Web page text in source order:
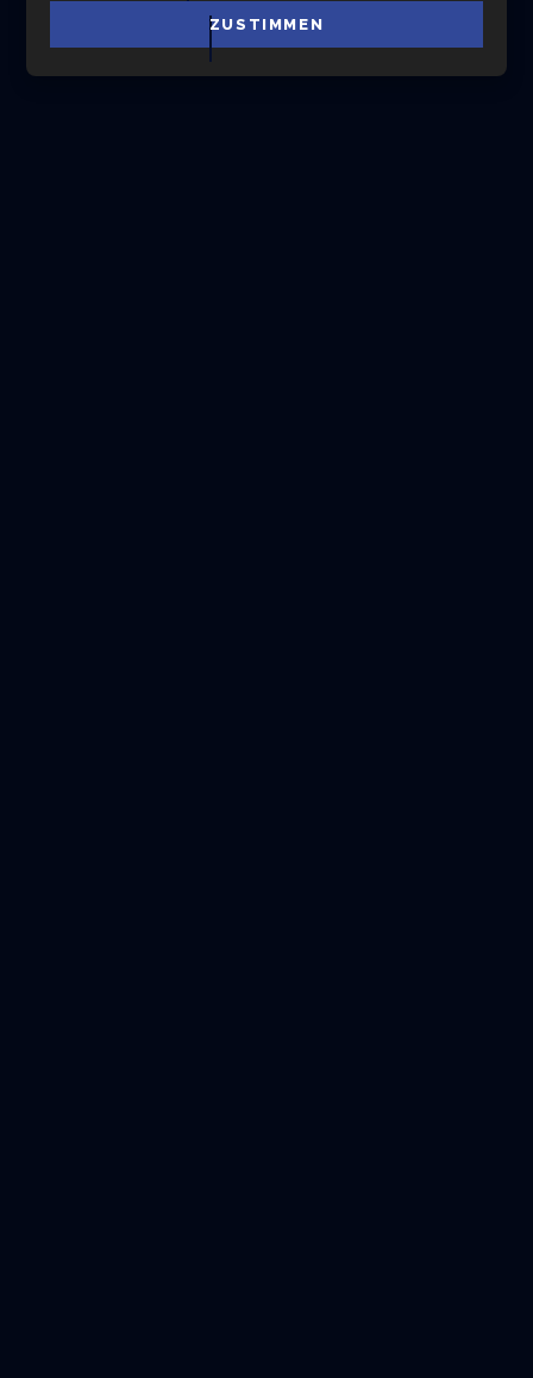
ZUSTIMMEN